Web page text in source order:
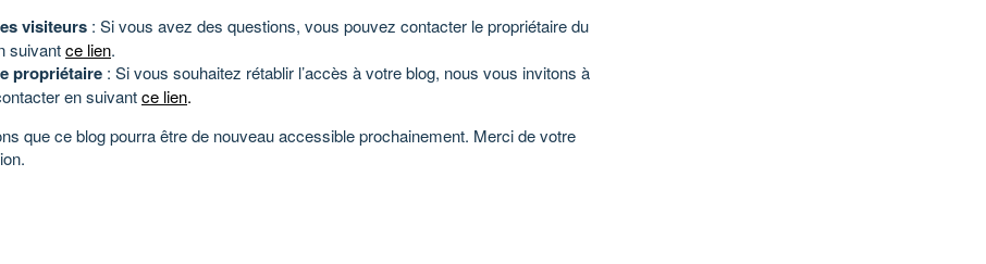
visiteurs : Si vous avez des questions, vous pouvez contacter le propriétaire du
suivantce lien.
propriétaire : Si vous souhaitez rétablir l’accès à votre blog, nous vous invitons à
en suivantce lien.
que ce blog pourra être de nouveau accessible prochainement. Merci de votre